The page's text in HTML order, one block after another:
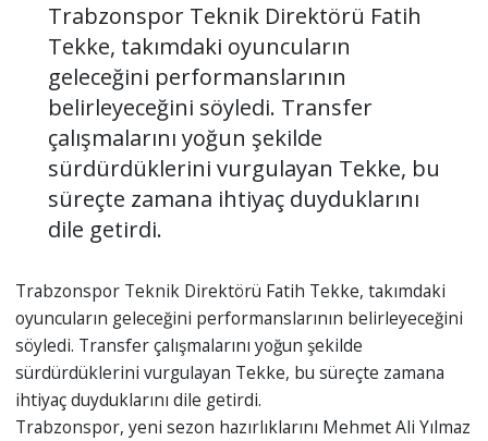
Trabzonspor Teknik Direktörü Fatih
Tekke, takımdaki oyuncuların
geleceğini performanslarının
belirleyeceğini söyledi. Transfer
çalışmalarını yoğun şekilde
sürdürdüklerini vurgulayan Tekke, bu
süreçte zamana ihtiyaç duyduklarını
dile getirdi.
Trabzonspor Teknik Direktörü Fatih Tekke, takımdaki
oyuncuların geleceğini performanslarının belirleyeceğini
söyledi. Transfer çalışmalarını yoğun şekilde
sürdürdüklerini vurgulayan Tekke, bu süreçte zamana
ihtiyaç duyduklarını dile getirdi.
Trabzonspor, yeni sezon hazırlıklarını Mehmet Ali Yılmaz